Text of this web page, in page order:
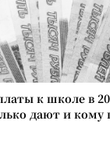
к школе в
дают и